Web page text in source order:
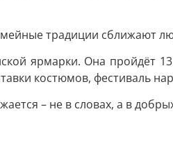
традиции сближают
ярмарки. Она пройдёт
костюмов, фестиваль
– не в словах, а в